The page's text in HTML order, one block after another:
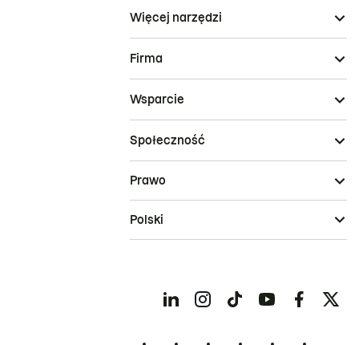
Więcej narzędzi
Firma
Wsparcie
Społeczność
Prawo
Polski